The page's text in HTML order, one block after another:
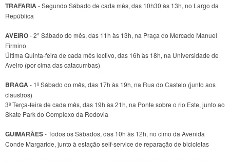
TRAFARIA- Segundo Sábado de cada mês, das 10h30 às 13h, no Largo da
República
AVEIRO- 2° Sábado do mês, das 11h às 13h, na Praça do Mercado Manuel
Firmino
Última Quinta-feira de cada mês lectivo, das 16h às 18h, na Universidade de
Aveiro (por cima das catacumbas)
BRAGA- 1º Sábado do mês, das 17h às 19h, na Rua do Castelo (junto aos
claustros)
3ª Terça-feira de cada mês, das 19h às 21h, na Ponte sobre o rio Este, junto ao
Skate Park do Complexo da Rodovia
GUIMARÃES- Todos os Sábados, das 10h às 12h, no cimo da Avenida
Conde Margaride, junto à estação self-service de reparação de bicicletas